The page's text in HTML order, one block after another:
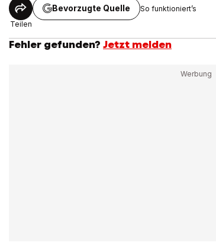
Teilen
Bevorzugte Quelle So funktioniert’s
Fehler gefunden? Jetzt melden